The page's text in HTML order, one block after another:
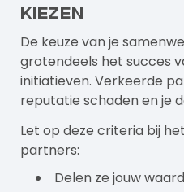
kiezen
De keuze van je
grotendeels het succes
initiatieven. Verkeerde
reputatie schaden en je
Let op deze criteria bij
partners:
Delen ze jouw